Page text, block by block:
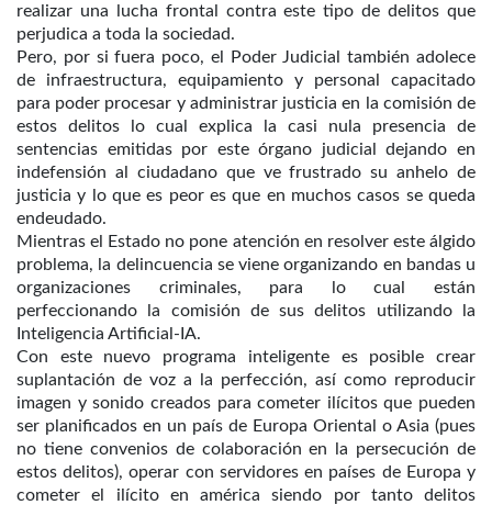
realizar una lucha frontal contra este tipo de delitos que
perjudica a toda la sociedad.
Pero, por si fuera poco, el Poder Judicial también adolece
de infraestructura, equipamiento y personal capacitado
para poder procesar y administrar justicia en la comisión de
estos delitos lo cual explica la casi nula presencia de
sentencias emitidas por este órgano judicial dejando en
indefensión al ciudadano que ve frustrado su anhelo de
justicia y lo que es peor es que en muchos casos se queda
endeudado.
Mientras el Estado no pone atención en resolver este álgido
problema, la delincuencia se viene organizando en bandas u
organizaciones criminales, para lo cual están
perfeccionando la comisión de sus delitos utilizando la
Inteligencia Artificial-IA.
Con este nuevo programa inteligente es posible crear
suplantación de voz a la perfección, así como reproducir
imagen y sonido creados para cometer ilícitos que pueden
ser planificados en un país de Europa Oriental o Asia (pues
no tiene convenios de colaboración en la persecución de
estos delitos), operar con servidores en países de Europa y
cometer el ilícito en américa siendo por tanto delitos